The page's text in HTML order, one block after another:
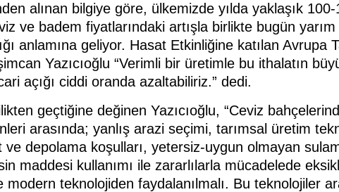
alınan bilgiye göre, ülkemizde yılda yaklaşık
ve badem fiyatlarındaki artışla birlikte bugün
anlamına geliyor. Hasat Etkinliğine katılan Avrupa
Yazıcıoğlu “Verimli bir üretimle bu ithalatın
açığı ciddi oranda azaltabiliriz.” dedi.
geçtiğine değinen Yazıcıoğlu, “Ceviz
arasında; yanlış arazi seçimi, tarımsal üretim
ve depolama koşulları, yetersiz-uygun olmayan
maddesi kullanımı ile zararlılarla mücadelede
modern teknolojiden faydalanılmalı. Bu teknolojiler